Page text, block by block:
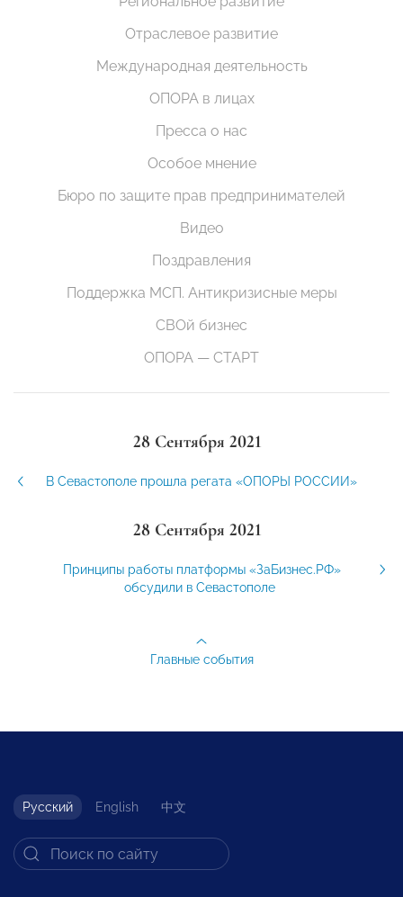
Отраслевое развитие
Международная деятельность
ОПОРА в лицах
Пресса о нас
Особое мнение
Бюро по защите прав предпринимателей
Видео
Поздравления
Поддержка МСП. Антикризисные меры
СВОй бизнес
ОПОРА — СТАРТ
28 Сентября 2021
В Севастополе прошла регата «ОПОРЫ РОССИИ»
28 Сентября 2021
Принципы работы платформы «ЗаБизнес.РФ»
обсудили в Севастополе
Главные события
Русский English 中文